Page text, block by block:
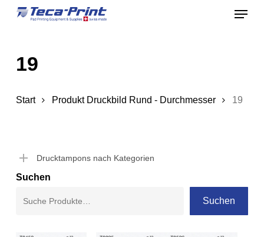
Skip
content
Menu
19
Start Produkt Druckbild Rund - Durchmesser 19
Drucktampons nach Kategorien
Suchen
Suchen